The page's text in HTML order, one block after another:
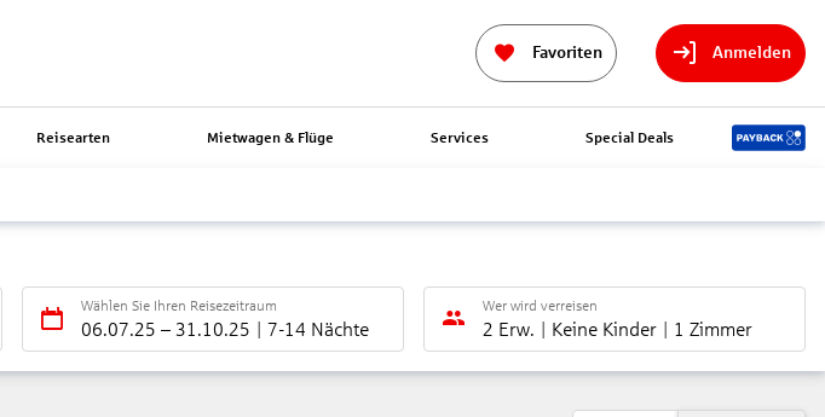
Favoriten Anmelden
Reisearten Mietwagen & Flüge Services Special Deals
Wählen Sie Ihren Reisezeitraum
06.07.25 – 31.10.25 7-14 Nächte
Wer wird verreisen
2 Erw. Keine Kinder 1 Zimmer